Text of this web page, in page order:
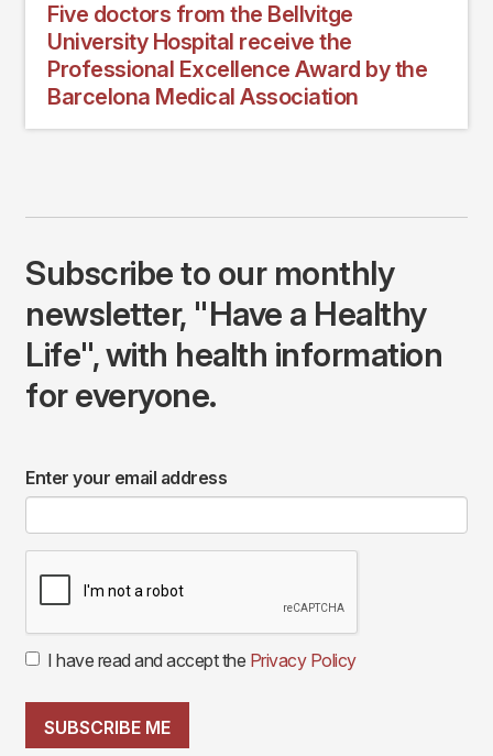
Five doctors from the Bellvitge
University Hospital receive the
Professional Excellence Award by the
Barcelona Medical Association
Subscribe to our monthly
newsletter, "Have a Healthy
Life", with health information
for everyone.
Enter your email address
I have read and accept the Privacy Policy
SUBSCRIBE ME